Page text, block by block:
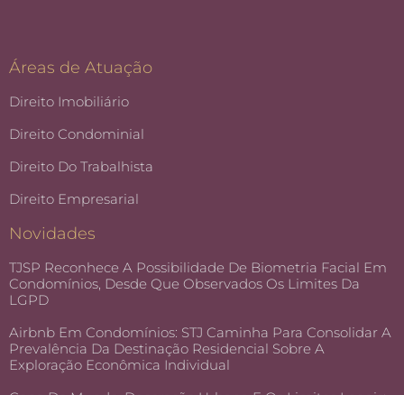
Áreas de Atuação
Direito Imobiliário
Direito Condominial
Direito Do Trabalhista
Direito Empresarial
Novidades
TJSP Reconhece A Possibilidade De Biometria Facial Em
Condomínios, Desde Que Observados Os Limites Da
LGPD
Airbnb Em Condomínios: STJ Caminha Para Consolidar A
Prevalência Da Destinação Residencial Sobre A
Exploração Econômica Individual